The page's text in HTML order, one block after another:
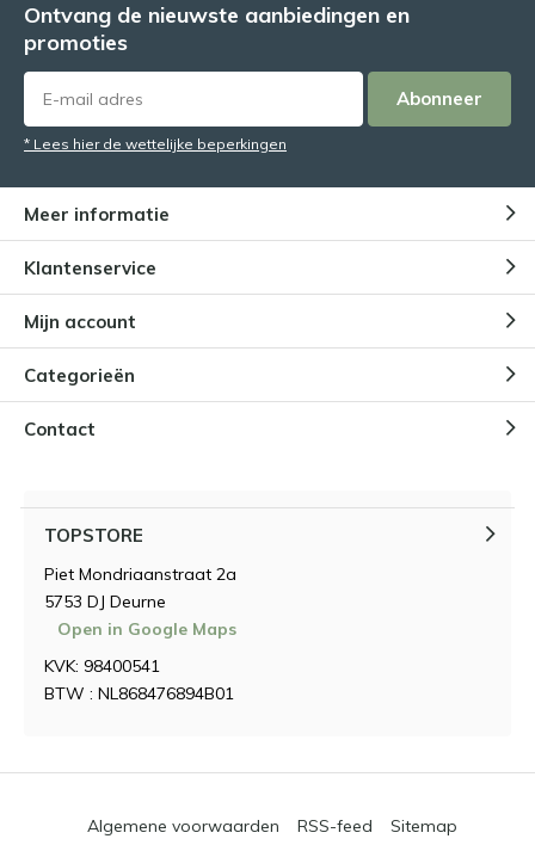
Ontvang de nieuwste aanbiedingen en
promoties
Abonneer
* Lees hier de wettelijke beperkingen
Meer informatie
Klantenservice
Mijn account
Categorieën
Contact
TOPSTORE
Piet Mondriaanstraat 2a
5753 DJ Deurne
Open in Google Maps
KVK: 98400541
BTW : NL868476894B01
Algemene voorwaarden RSS-feed Sitemap